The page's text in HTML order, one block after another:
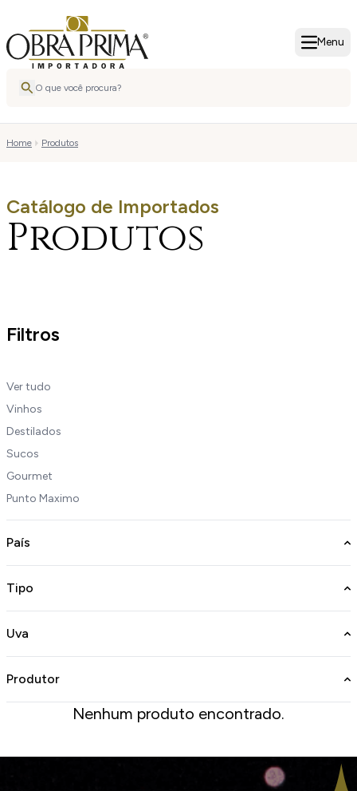
Menu
Home Produtos
Catálogo de Importados
Produtos
Filtros
Ver tudo
Vinhos
Destilados
Sucos
Gourmet
Punto Maximo
País
Tipo
Uva
Produtor
Nenhum produto encontrado.